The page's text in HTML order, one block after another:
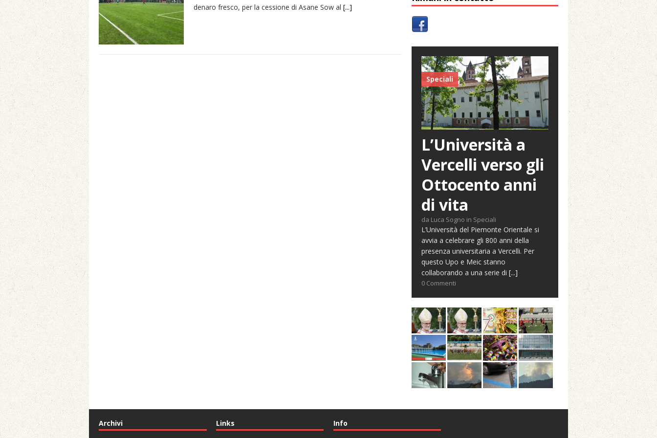
denaro fresco, per la cessione di Asane Sow al [...]
Speciali
L’Università a
Vercelli verso gli
Ottocento anni
di vita
da Luca Sogno in Speciali
L’Università del Piemonte Orientale si
avvia a celebrare gli 800 anni della
presenza universitaria a Vercelli. Per
questo Upo e Meic stanno
collaborando a una serie di [...]
0 Commenti
Archivi Links Info